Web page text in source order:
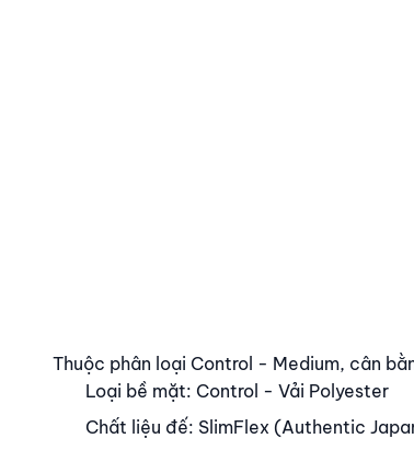
Nội dung
Thuộc phân loại Control - Medium, cân
Loại bề mặt: Control - Vải Polyester
Chất liệu đế: SlimFlex (Authentic